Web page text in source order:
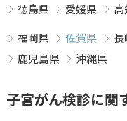
徳島県
愛媛県
福岡県
佐賀県
鹿児島県
沖縄県
子宮がん検診に関